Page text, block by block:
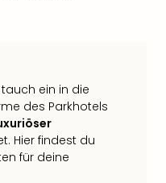
ein in die
des Parkhotels
Hier findest du
für deine